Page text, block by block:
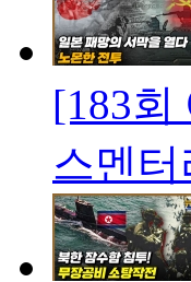
[183회
스멘